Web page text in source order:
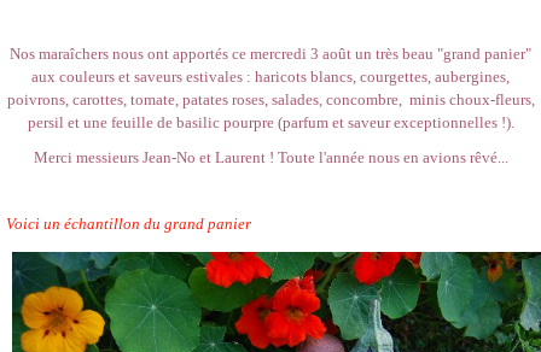
Nos maraîchers nous ont apportés ce mercredi 3 août un très beau "grand panier"
aux couleurs et saveurs estivales : haricots blancs, courgettes, aubergines,
poivrons, carottes, tomate, patates roses, salades, concombre, minis choux-fleurs,
persil et une feuille de basilic pourpre (parfum et saveur exceptionnelles !).
Merci messieurs Jean-No et Laurent ! Toute l'année nous en avions rêvé...
Voici un échantillon du grand panier